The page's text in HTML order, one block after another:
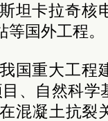
坦卡拉奇核
国外工程。
国重大工程
、自然科
混凝土抗裂